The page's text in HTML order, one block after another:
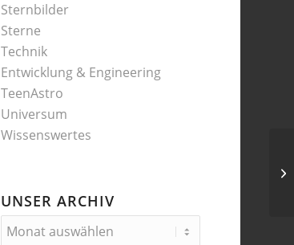
Sternbilder
Sterne
Technik
Entwicklung & Engineering
TeenAstro
Universum
Wissenswertes
UNSER ARCHIV